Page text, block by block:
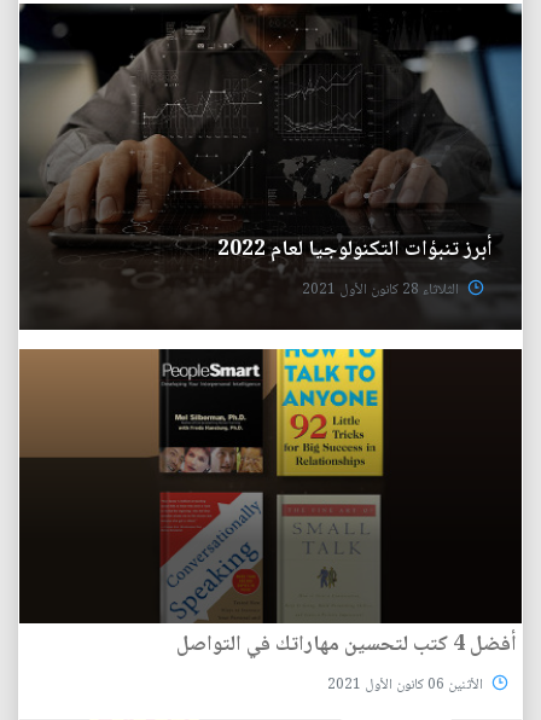
أبرز تنبؤات التكنولوجيا لعام 2022
الثلاثاء 28 كانون الأول 2021
أفضل 4 كتب لتحسين مهاراتك في التواصل
الأثنين 06 كانون الأول 2021